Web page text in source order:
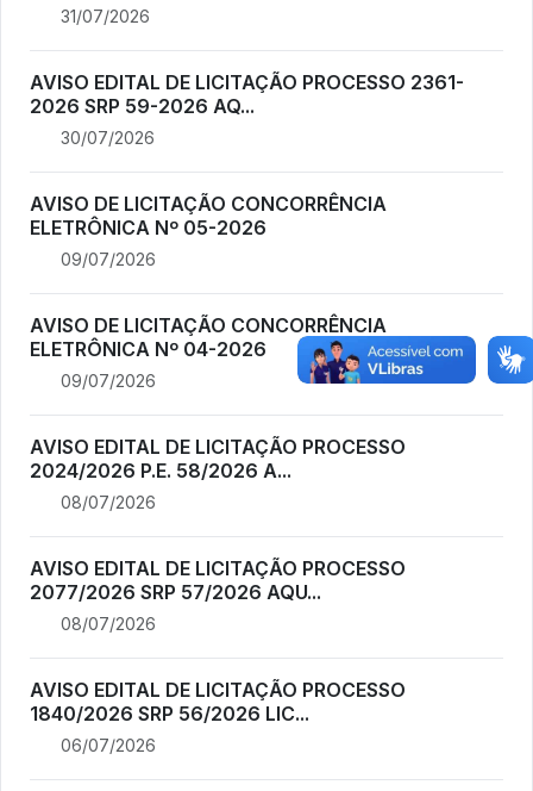
31/07/2026
AVISO EDITAL DE LICITAÇÃO PROCESSO 2361-
2026 SRP 59-2026 AQ...
30/07/2026
AVISO DE LICITAÇÃO CONCORRÊNCIA
ELETRÔNICA Nº 05-2026
09/07/2026
AVISO DE LICITAÇÃO CONCORRÊNCIA
ELETRÔNICA Nº 04-2026
09/07/2026
AVISO EDITAL DE LICITAÇÃO PROCESSO
2024/2026 P.E. 58/2026 A...
08/07/2026
AVISO EDITAL DE LICITAÇÃO PROCESSO
2077/2026 SRP 57/2026 AQU...
08/07/2026
AVISO EDITAL DE LICITAÇÃO PROCESSO
1840/2026 SRP 56/2026 LIC...
06/07/2026